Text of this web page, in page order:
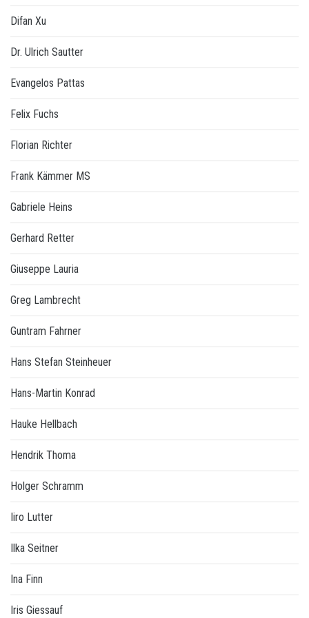
Difan Xu
Dr. Ulrich Sautter
Evangelos Pattas
Felix Fuchs
Florian Richter
Frank Kämmer MS
Gabriele Heins
Gerhard Retter
Giuseppe Lauria
Greg Lambrecht
Guntram Fahrner
Hans Stefan Steinheuer
Hans-Martin Konrad
Hauke Hellbach
Hendrik Thoma
Holger Schramm
Iiro Lutter
Ilka Seitner
Ina Finn
Iris Giessauf